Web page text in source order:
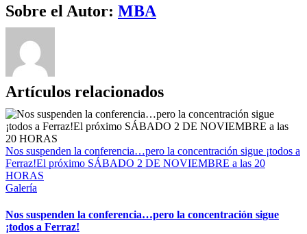
Facebook
Twitter
WhatsApp
Telegram
Correo
electrónico
Sobre el Autor: MBA
Artículos relacionados
Nos suspenden la conferencia…pero la concentración sigue ¡todos a
Ferraz!El próximo SÁBADO 2 DE NOVIEMBRE a las 20
HORAS
Galería
Nos suspenden la conferencia…pero la concentración sigue
¡todos a Ferraz!